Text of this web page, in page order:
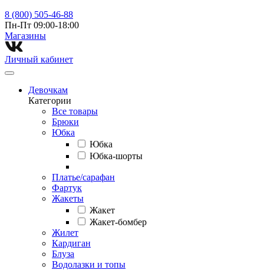
8 (800) 505-46-88
Пн-Пт 09:00-18:00
Магазины⁠
Личный кабинет
Девочкам
Категории
Все товары
Брюки
Юбка
Юбка
Юбка-шорты
Платье/сарафан
Фартук
Жакеты
Жакет
Жакет-бомбер
Жилет
Кардиган
Блуза
Водолазки и топы